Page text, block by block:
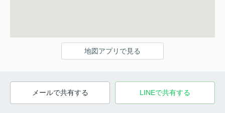
地図アプリで見る
メールで共有する LINEで共有する